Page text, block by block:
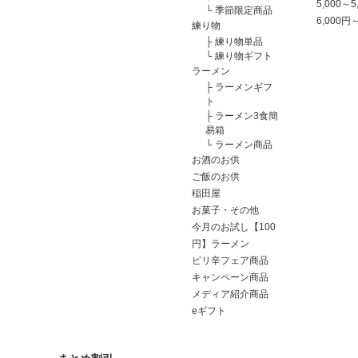
└ 季節限定商品
練り物
├ 練り物単品
└ 練り物ギフト
ラーメン
├ ラーメンギフ
ト
├ ラーメン3食簡
易箱
└ ラーメン商品
お酒のお供
ご飯のお供
稲田屋
お菓子・その他
今月のお試し【100
円】ラーメン
ピリ辛フェア商品
キャンペーン商品
メディア紹介商品
eギフト
5,000～
6,000円～